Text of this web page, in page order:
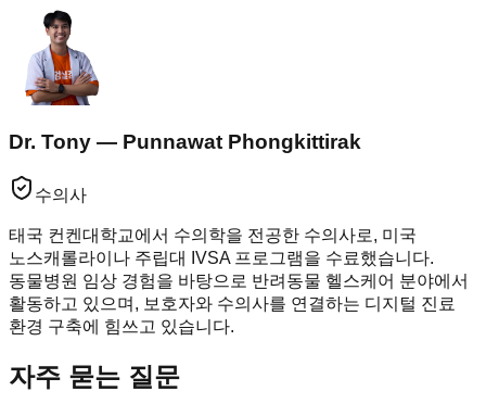
Dr. Tony — Punnawat Phongkittirak
수의사
태국 컨켄대학교에서 수의학을 전공한 수의사로, 미국
노스캐롤라이나 주립대 IVSA 프로그램을 수료했습니다.
동물병원 임상 경험을 바탕으로 반려동물 헬스케어 분야에서
활동하고 있으며, 보호자와 수의사를 연결하는 디지털 진료
환경 구축에 힘쓰고 있습니다.
자주 묻는 질문